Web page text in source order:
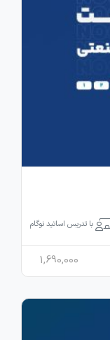
با تدریس اساتید نوگام
1,690,000